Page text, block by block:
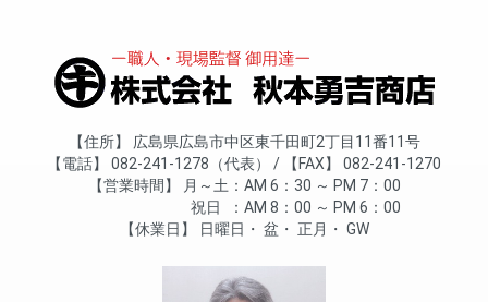
住所
広島県広島市中区東千田町2丁目11番11号
電話
082-241-1278（代表） FAX
082-241-1270
営業時間
月～土
AM 6：30 ～ PM 7：00
祝日
AM 8：00 ～ PM 6：00
休業日
日曜日 盆 正月 GW